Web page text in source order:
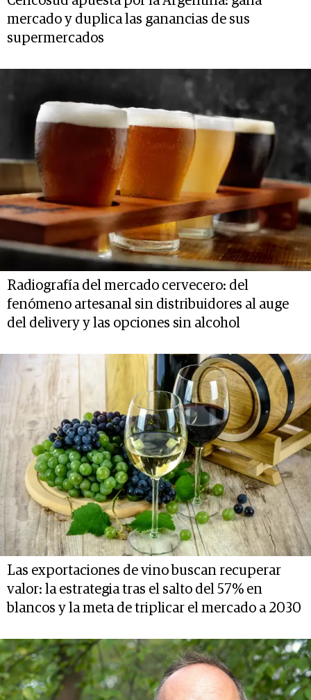
mercado y duplica las ganancias de sus
supermercados
Radiografía del mercado cervecero: del
fenómeno artesanal sin distribuidores al auge
del delivery y las opciones sin alcohol
Las exportaciones de vino buscan recuperar
valor: la estrategia tras el salto del 57% en
blancos y la meta de triplicar el mercado a 2030